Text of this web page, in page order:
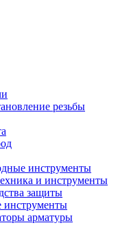
резьбы
инструменты
и инструменты
защиты
инструменты
арматуры